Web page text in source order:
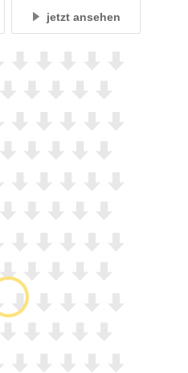
jetzt ansehen